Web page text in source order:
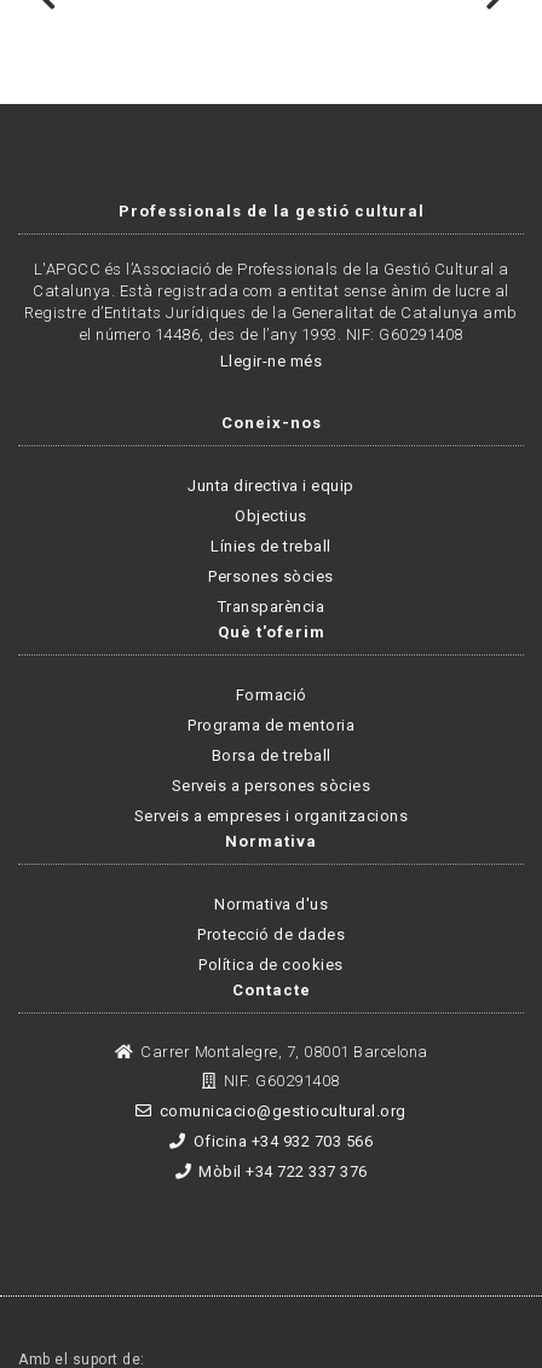
Professionals de la gestió cultural
L'APGCC és l’Associació de Professionals de la Gestió Cultural a
Catalunya. Està registrada com a entitat sense ànim de lucre al
Registre d’Entitats Jurídiques de la Generalitat de Catalunya amb
el número 14486, des de l’any 1993. NIF: G60291408
Llegir-ne més
Coneix-nos
Junta directiva i equip
Objectius
Línies de treball
Persones sòcies
Transparència
Què t'oferim
Formació
Programa de mentoria
Borsa de treball
Serveis a persones sòcies
Serveis a empreses i organitzacions
Normativa
Normativa d'us
Protecció de dades
Política de cookies
Contacte
Carrer Montalegre, 7, 08001 Barcelona
NIF. G60291408
comunicacio@gestiocultural.org
Oficina +34 932 703 566
Mòbil +34 722 337 376
Amb el suport de: